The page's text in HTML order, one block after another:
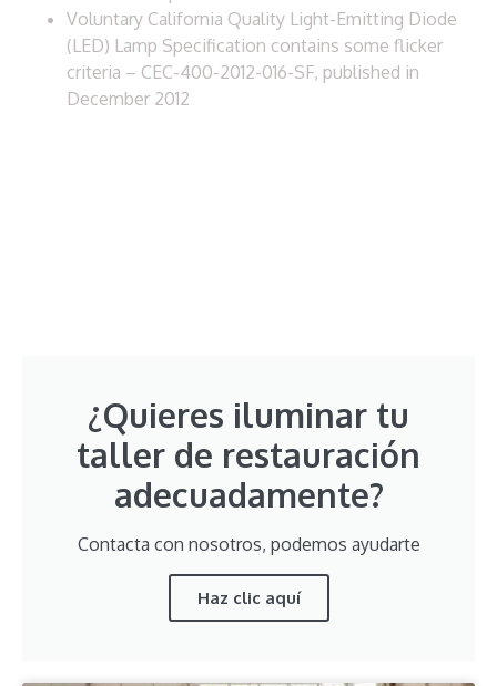
Voluntary California Quality Light-Emitting Diode
(LED) Lamp Specification contains some flicker
criteria – CEC-400-2012-016-SF, published in
December 2012
¿Quieres iluminar tu
taller de restauración
adecuadamente?
Contacta con nosotros, podemos ayudarte
Haz clic aquí